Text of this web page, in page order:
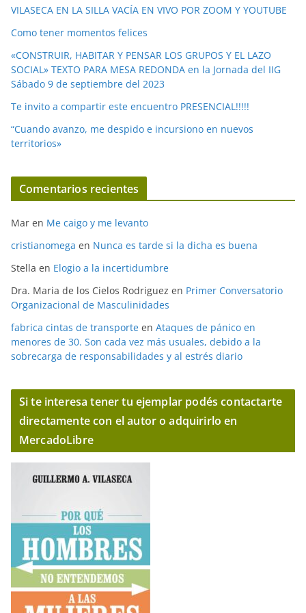
o
VILASECA EN LA SILLA VACÍA EN VIVO POR ZOOM Y YOUTUBE
Como tener momentos felices
«CONSTRUIR, HABITAR Y PENSAR LOS GRUPOS Y EL LAZO
SOCIAL» TEXTO PARA MESA REDONDA en la Jornada del IIG
Sábado 9 de septiembre del 2023
Te invito a compartir este encuentro PRESENCIAL!!!!!
“Cuando avanzo, me despido e incursiono en nuevos
territorios»
Comentarios recientes
Mar en Me caigo y me levanto
cristianomega en Nunca es tarde si la dicha es buena
Stella en Elogio a la incertidumbre
Dra. Maria de los Cielos Rodriguez en Primer Conversatorio
Organizacional de Masculinidades
fabrica cintas de transporte en Ataques de pánico en
menores de 30. Son cada vez más usuales, debido a la
sobrecarga de responsabilidades y al estrés diario
Si te interesa tener tu ejemplar podés contactarte
directamente con el autor o adquirirlo en
MercadoLibre